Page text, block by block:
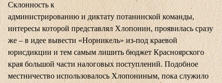
Склонность к
администрированию и диктату потанинской команды,
интересы которой представлял Хлопонин, проявилась сразу
же – в идее вывести «Норникель» из-под краевой
юрисдикции и тем самым лишить бюджет Красноярского
края большой части налоговых поступлений. Подобное
местничество использовалось Хлопониным, пока служило